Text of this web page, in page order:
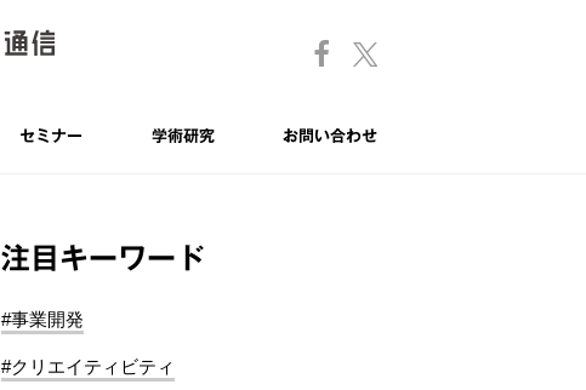
セミナー 学術研究 お問い合わせ
注目キーワード
#事業開発
#クリエイティビティ